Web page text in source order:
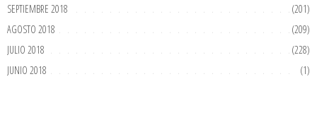
SEPTIEMBRE 2018
(201)
AGOSTO 2018
(209)
JULIO 2018
(228)
JUNIO 2018
(1)